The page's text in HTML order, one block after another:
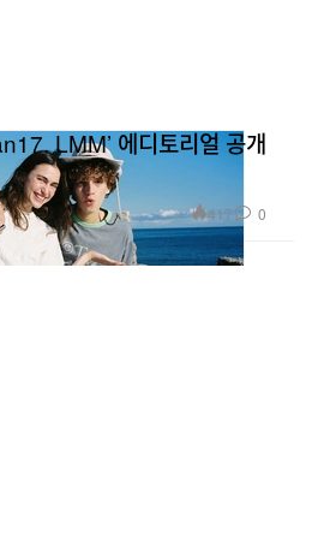
LMM’ 에디토리얼 공개
417 0